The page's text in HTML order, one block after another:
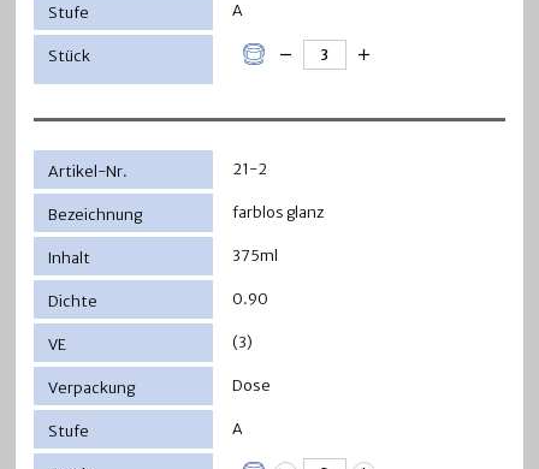
A
21-2
farblos glanz
375ml
0.90
(3)
Dose
A